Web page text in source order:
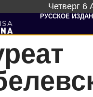
Четверг 6
РУССКОЕ